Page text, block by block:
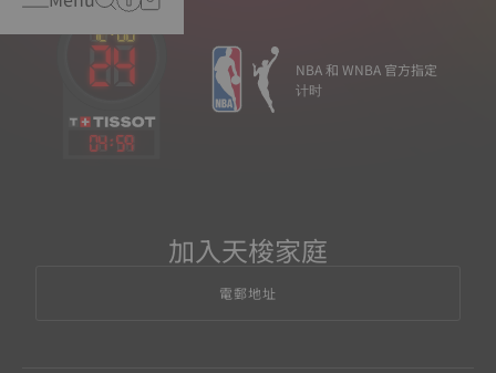
04:59
NBA 和 WNBA 官方指定
计时
加入天梭家庭
電郵地址